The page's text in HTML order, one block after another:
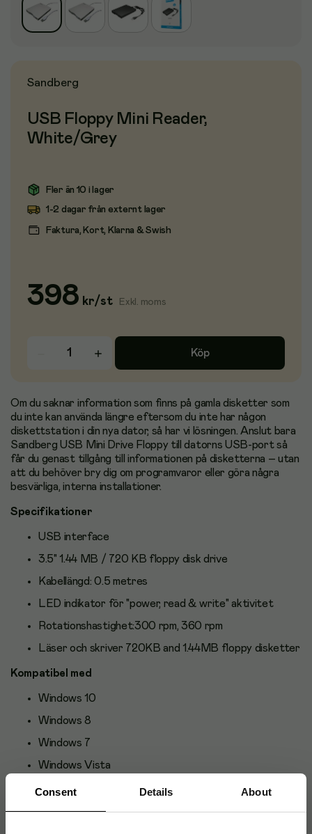
Consent Details About
Sandberg
USB Floppy Mini Reader,
White/Grey
Fler än 10 i lager
1-2 dagar från externt lager
Faktura, Kort, Klarna & Swish
398 kr/st Exkl. moms
Köp
Om du saknar information som finns på gamla disketter som
du inte kan använda längre eftersom du inte har någon
diskettstation i din nya dator, så har vi lösningen. Anslut bara
Sandberg USB Mini Drive Floppy till datorns USB-port så
får du genast tillgång till informationen på disketterna – utan
att du behöver bry dig om programvaror eller göra några
besvärliga, interna installationer.
Specifikationer
USB interface
3.5" 1.44 MB / 720 KB floppy disk drive
Kabellängd: 0.5 metres
LED indikator för "power, read & write" aktivitet
Rotationshastighet:300 rpm, 360 rpm
Läser och skriver 720KB and 1.44MB floppy disketter
Kompatibel med
Windows 10
Windows 8
Windows 7
Windows Vista
Windows XP